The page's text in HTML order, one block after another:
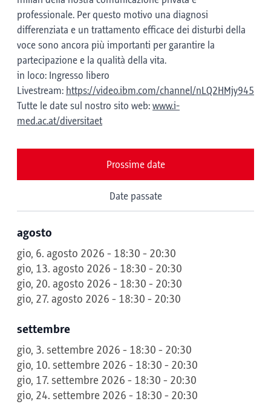
professionale. Per questo motivo una diagnosi
differenziata e un trattamento efficace dei disturbi della
voce sono ancora più importanti per garantire la
partecipazione e la qualità della vita.
in loco: Ingresso libero
Livestream: https://video.ibm.com/channel/nLQ2HMjy945
Tutte le date sul nostro sito web: www.i-
med.ac.at/diversitaet
Prossime date
Date passate
agosto
gio, 6. agosto 2026 - 18:30 - 20:30
gio, 13. agosto 2026 - 18:30 - 20:30
gio, 20. agosto 2026 - 18:30 - 20:30
gio, 27. agosto 2026 - 18:30 - 20:30
settembre
gio, 3. settembre 2026 - 18:30 - 20:30
gio, 10. settembre 2026 - 18:30 - 20:30
gio, 17. settembre 2026 - 18:30 - 20:30
gio, 24. settembre 2026 - 18:30 - 20:30